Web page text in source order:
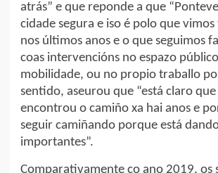
atrás” e que reponde a que
cidade segura e iso é polo que
nos últimos anos e o que seguimos
coas intervencións no espazo
mobilidade, ou no propio traballo
sentido, aseurou que “está claro
encontrou o camiño xa hai anos e
seguir camiñando porque está
importantes”.
Comparativamente co ano 2019, os